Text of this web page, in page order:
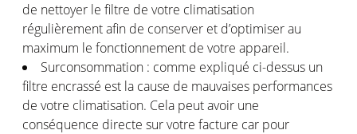
de nettoyer le filtre de votre climatisation
régulièrement afin de conserver et d’optimiser au
maximum le fonctionnement de votre appareil.
Surconsommation : comme expliqué ci-dessus un
filtre encrassé est la cause de mauvaises performances
de votre climatisation. Cela peut avoir une
conséquence directe sur votre facture car pour